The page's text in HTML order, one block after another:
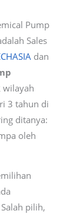
Pump
Sales
dan
3 tahun di
ditanya:
oleh
pilih,